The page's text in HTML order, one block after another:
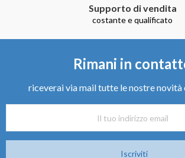
Supporto di vendita
costante e qualificato
Rimani in
riceverai via mail tutte le nostre novità
Iscriviti